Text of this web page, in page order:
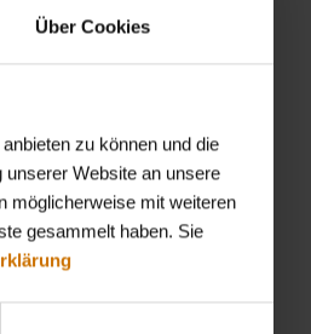
Über Cookies
zu können und die
Website an unsere
möglicherweise mit weiteren
gesammelt haben. Sie
in, medizinische/r
oder einem
Themen